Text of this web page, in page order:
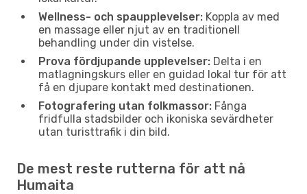
Wellness- och spaupplevelser: Koppla av med
en massage eller njut av en traditionell
behandling under din vistelse.
Prova fördjupande upplevelser: Delta i en
matlagningskurs eller en guidad lokal tur för att
få en djupare kontakt med destinationen.
Fotografering utan folkmassor: Fånga
fridfulla stadsbilder och ikoniska sevärdheter
utan turisttrafik i din bild.
De mest reste rutterna för att nå
Humaita